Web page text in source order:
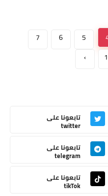
5
6
7
›
تابعونا على
twitter
تابعونا على
telegram
تابعونا على
tikTok